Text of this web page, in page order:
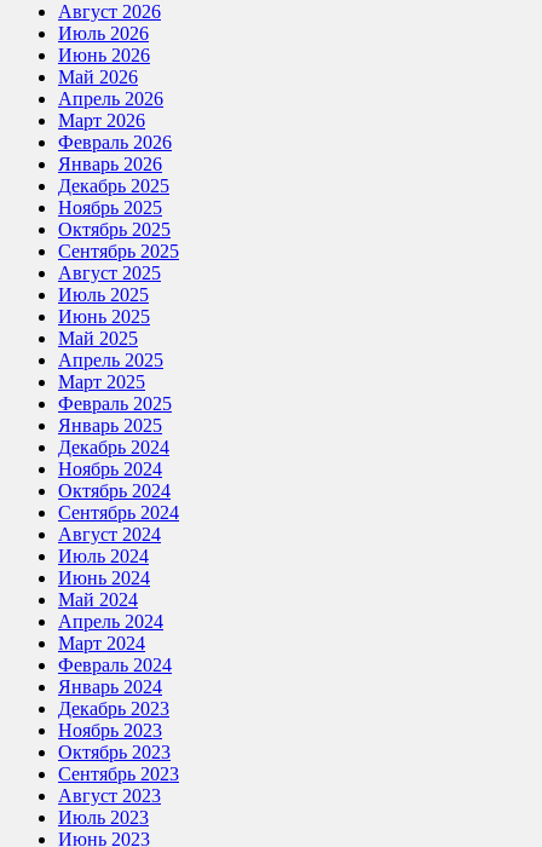
Август 2026
Июль 2026
Июнь 2026
Май 2026
Апрель 2026
Март 2026
Февраль 2026
Январь 2026
Декабрь 2025
Ноябрь 2025
Октябрь 2025
Сентябрь 2025
Август 2025
Июль 2025
Июнь 2025
Май 2025
Апрель 2025
Март 2025
Февраль 2025
Январь 2025
Декабрь 2024
Ноябрь 2024
Октябрь 2024
Сентябрь 2024
Август 2024
Июль 2024
Июнь 2024
Май 2024
Апрель 2024
Март 2024
Февраль 2024
Январь 2024
Декабрь 2023
Ноябрь 2023
Октябрь 2023
Сентябрь 2023
Август 2023
Июль 2023
Июнь 2023